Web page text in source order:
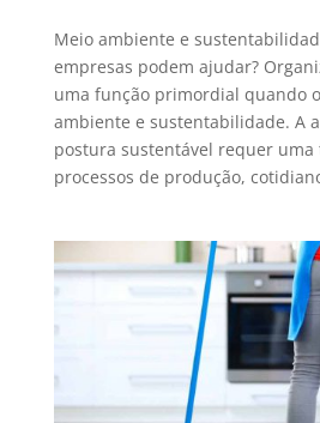
Meio ambiente e
empresas podem ajudar?
uma função primordial quando
ambiente e sustentabilidade. A
postura sustentável requer uma
processos de produção,